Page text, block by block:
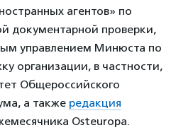
агентов» по
документарной проверки,
управлением Минюста по
организации, в частности,
Общероссийского
а также редакция
Osteuropa.